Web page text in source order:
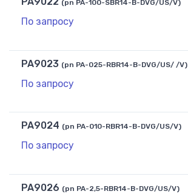
(pn PA-100-SBR14-B-DVG/US/V)
По запросу
PA9023 (pn PA-025-RBR14-B-DVG/US/ /V)
По запросу
PA9024 (pn PA-010-RBR14-B-DVG/US/V)
По запросу
PA9026 (pn PA-2,5-RBR14-B-DVG/US/V)